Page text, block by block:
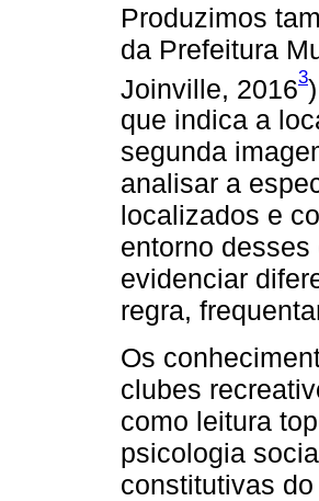
Produzimos
da Prefeitura
Joinville, 20163
que indica a
segunda
analisar a
localizados e
entorno
evidenciar
regra,
Os
clubes
como leitura
psicologia
constitutivas